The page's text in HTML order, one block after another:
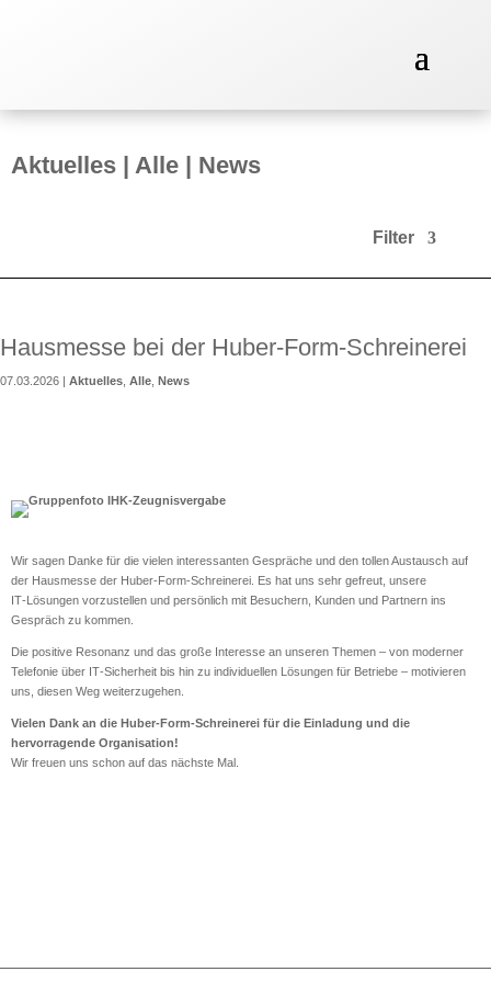
Aktuelles | Alle | News
Filter
Hausmesse bei der Huber‑Form‑Schreinerei
07.03.2026 | Aktuelles Alle News
Wir sagen Danke für die vielen interessanten Gespräche und den tollen Austausch auf
der Hausmesse der Huber‑Form‑Schreinerei. Es hat uns sehr gefreut, unsere
IT‑Lösungen vorzustellen und persönlich mit Besuchern, Kunden und Partnern ins
Gespräch zu kommen.
Die positive Resonanz und das große Interesse an unseren Themen – von moderner
Telefonie über IT‑Sicherheit bis hin zu individuellen Lösungen für Betriebe – motivieren
uns, diesen Weg weiterzugehen.
Vielen Dank an die Huber‑Form‑Schreinerei für die Einladung und die
hervorragende Organisation!
Wir freuen uns schon auf das nächste Mal.